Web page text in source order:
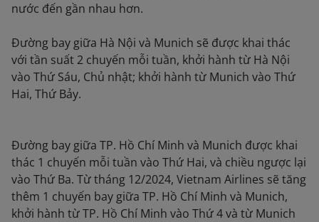
nước đến gần nhau hơn.
Đường bay giữa Hà Nội và Munich sẽ được khai thác
với tần suất 2 chuyến mỗi tuần, khởi hành từ Hà Nội
vào Thứ Sáu, Chủ nhật; khởi hành từ Munich vào Thứ
Hai, Thứ Bảy.
Đường bay giữa TP. Hồ Chí Minh và Munich được khai
thác 1 chuyến mỗi tuần vào Thứ Hai, và chiều ngược lại
vào Thứ Ba. Từ tháng 12/2024, Vietnam Airlines sẽ tăng
thêm 1 chuyến bay giữa TP. Hồ Chí Minh và Munich,
khởi hành từ TP. Hồ Chí Minh vào Thứ 4 và từ Munich